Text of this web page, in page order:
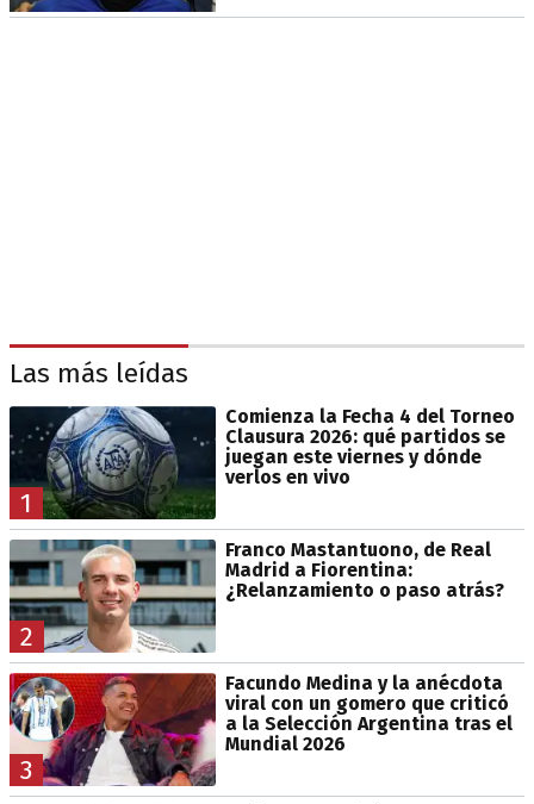
Las más leídas
1
Comienza la Fecha 4 del Torneo
Clausura 2026: qué partidos se
juegan este viernes y dónde
verlos en vivo
2
Franco Mastantuono, de Real
Madrid a Fiorentina:
¿Relanzamiento o paso atrás?
3
Facundo Medina y la anécdota
viral con un gomero que criticó
a la Selección Argentina tras el
Mundial 2026